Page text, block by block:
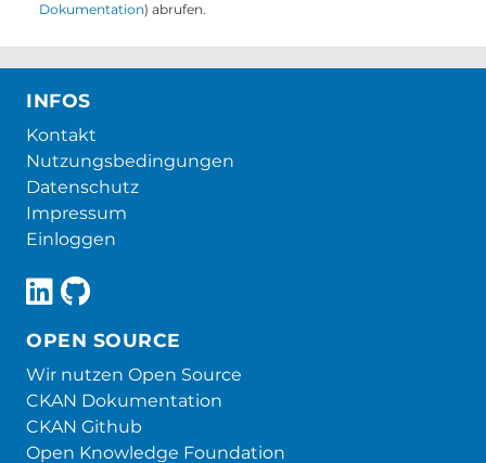
Dokumentation) abrufen.
INFOS
Kontakt
Nutzungsbedingungen
Datenschutz
Impressum
Einloggen
OPEN SOURCE
Wir nutzen Open Source
CKAN Dokumentation
CKAN Github
Open Knowledge Foundation